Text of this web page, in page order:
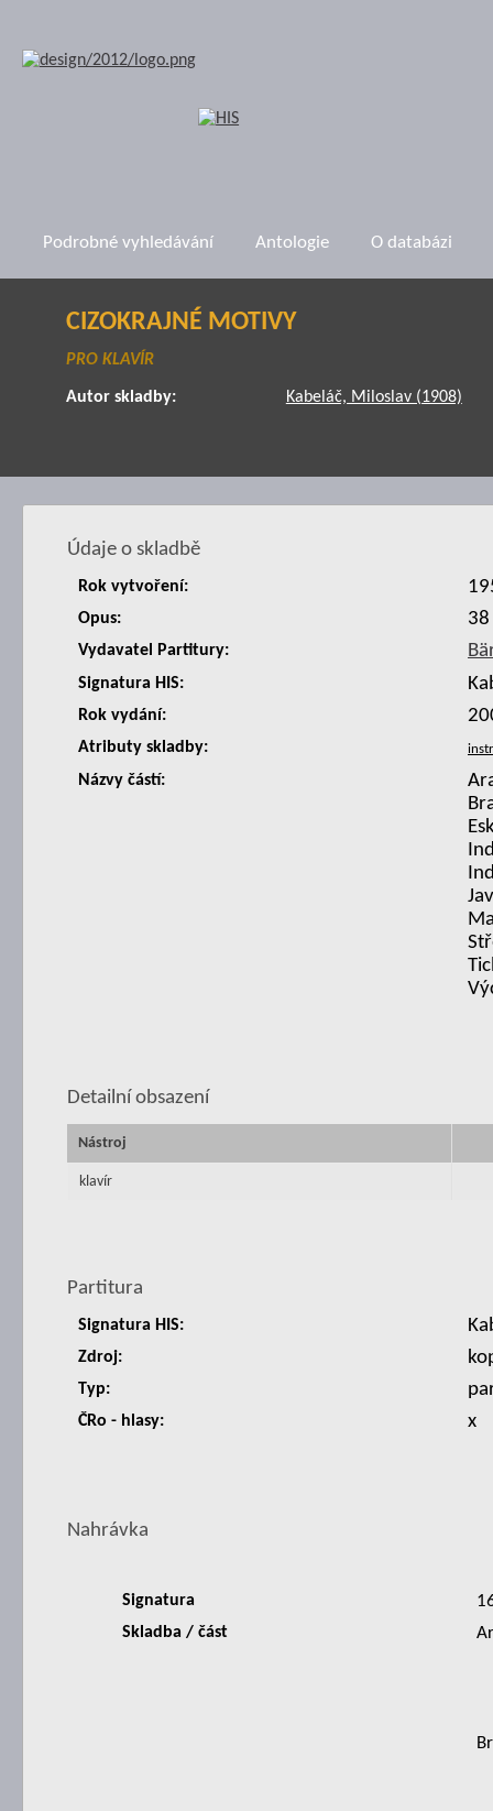
Podrobné vyhledávání Antologie O databázi
CIZOKRAJNÉ MOTIVY
PRO KLAVÍR
Autor skladby: Kabeláč, Miloslav (1908)
Údaje o skladbě
Rok vytvoření:
Opus: 38
Vydavatel Partitury:
Signatura HIS:
Rok vydání:
Atributy skladby:
Názvy částí:
Detailní obsazení
Nástroj
klavír
Partitura
Signatura HIS:
Zdroj:
Typ:
ČRo - hlasy: x
Nahrávka
Signatura
Skladba / část